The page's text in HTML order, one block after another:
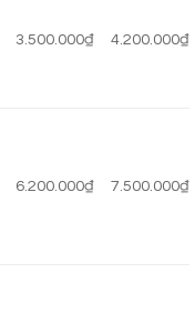
3.500.000₫ 4.200.000₫
6.200.000₫ 7.500.000₫